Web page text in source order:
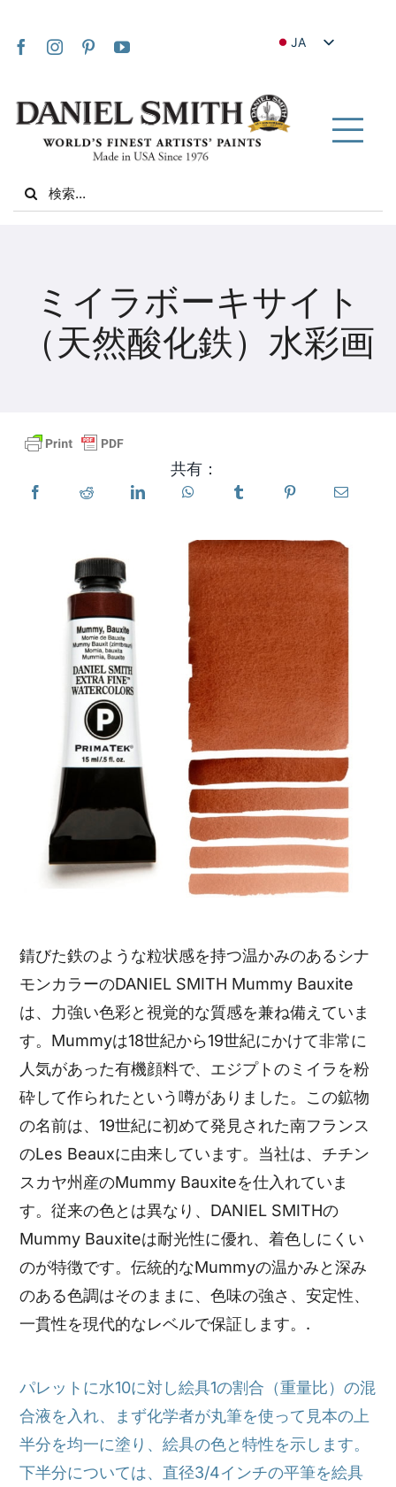
JA
IT
ZH
ZH_TW
私たちについて
製品
イベント
リソース
販売店を探す
お問い合わせ
購読する
Search
for:
ミイラボーキサイト
（天然酸化鉄）水彩画
共有：
錆びた鉄のような粒状感を持つ温かみのあるシナ
モンカラーのDANIEL SMITH Mummy Bauxite
は、力強い色彩と視覚的な質感を兼ね備えていま
す。Mummyは18世紀から19世紀にかけて非常に
人気があった有機顔料で、エジプトのミイラを粉
砕して作られたという噂がありました。この鉱物
の名前は、19世紀に初めて発見された南フランス
のLes Beauxに由来しています。当社は、チチン
スカヤ州産のMummy Bauxiteを仕入れていま
す。従来の色とは異なり、DANIEL SMITHの
Mummy Bauxiteは耐光性に優れ、着色しにくい
のが特徴です。伝統的なMummyの温かみと深み
のある色調はそのままに、色味の強さ、安定性、
一貫性を現代的なレベルで保証します。.
パレットに水10に対し絵具1の割合（重量比）の混
合液を入れ、まず化学者が丸筆を使って見本の上
半分を均一に塗り、絵具の色と特性を示します。
下半分については、直径3/4インチの平筆を絵具